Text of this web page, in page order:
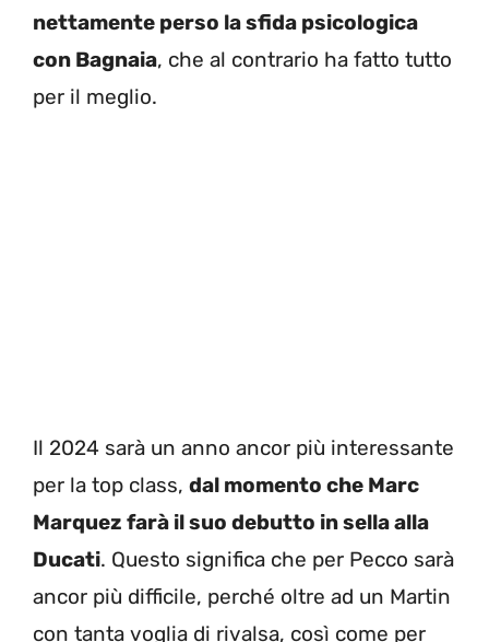
nettamente perso la sfida psicologica
con Bagnaia, che al contrario ha fatto tutto
per il meglio.
Il 2024 sarà un anno ancor più interessante
per la top class, dal momento che Marc
Marquez farà il suo debutto in sella alla
Ducati. Questo significa che per Pecco sarà
ancor più difficile, perché oltre ad un Martin
con tanta voglia di rivalsa, così come per